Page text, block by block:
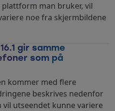
plattform man bruker, vil
noe fra skjermbildene
gir samme
som på
kommer med flere
beskrives nedenfor
utseendet kunne variere